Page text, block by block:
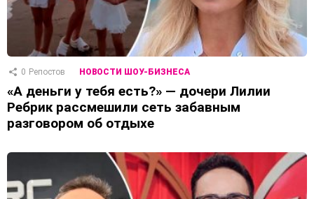
0 Репостов НОВОСТИ ШОУ-БИЗНЕСА
«А деньги у тебя есть?» — дочери Лилии
Ребрик рассмешили сеть забавным
разговором об отдыхе